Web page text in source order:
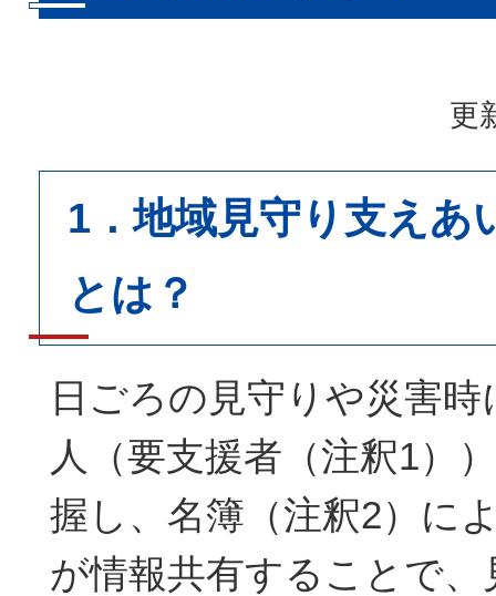
更
1．地域見守り支えあ
とは？
日ごろの見守りや災害
人（要支援者（注釈1）
握し、名簿（注釈2）に
が情報共有することで